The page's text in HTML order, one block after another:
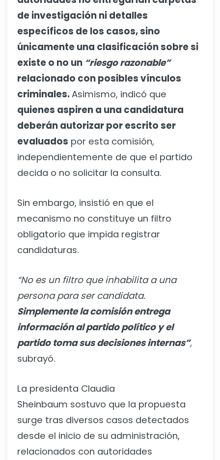
de investigación ni detalles
específicos de los casos, sino
únicamente una clasificación sobre si
existe o no un “riesgo razonable”
relacionado con posibles vínculos
criminales.Asimismo, indicó que
quienes aspiren a una candidatura
deberán autorizar por escrito ser
evaluados por esta comisión,
independientemente de que el partido
decida o no solicitar la consulta.
Sin embargo, insistió en que el
mecanismo no constituye un filtro
obligatorio que impida registrar
candidaturas.
“No es un filtro que inhabilita a una
persona para ser candidata.
Simplemente la comisión entrega
información al partido político y el
partido toma sus decisiones internas”,
subrayó.
La presidenta Claudia
Sheinbaum sostuvo que la propuesta
surge tras diversos casos detectados
desde el inicio de su administración,
relacionados con autoridades